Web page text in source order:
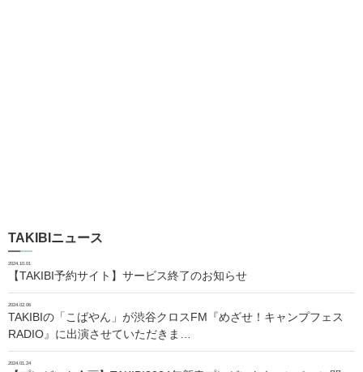
TAKIBIニュース
2024.10.01
【TAKIBI予約サイト】サービス終了のお知らせ
2024.02.06
TAKIBIの「こばやん」が渋谷クロスFM『めざせ！キャンプフェス
RADIO』に出演させていただきま…
2024.01.24